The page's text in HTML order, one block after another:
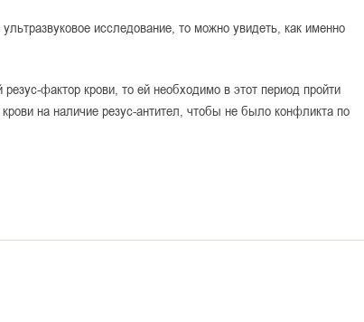
исследование, то можно увидеть, как именно
фактор крови, то ей необходимо в этот период пройти
на наличие резус-антител, чтобы не было конфликта по